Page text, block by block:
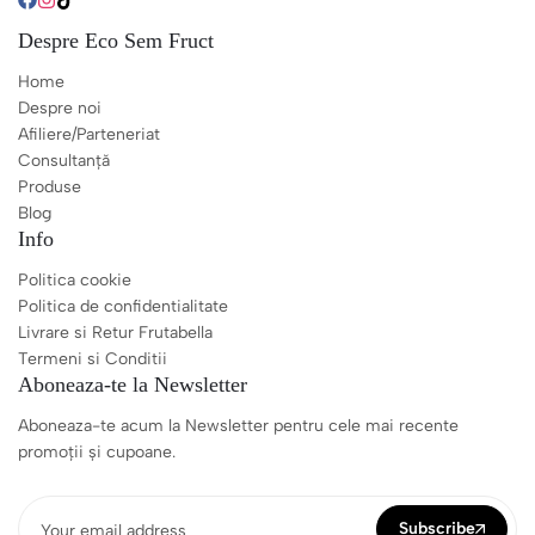
Despre Eco Sem Fruct
Home
Despre noi
Afiliere/Parteneriat
Consultanță
Produse
Blog
Info
Politica cookie
Politica de confidentialitate
Livrare si Retur Frutabella
Termeni si Conditii
Aboneaza-te la Newsletter
Aboneaza-te acum la Newsletter pentru cele mai recente
promoții și cupoane.
Subscribe